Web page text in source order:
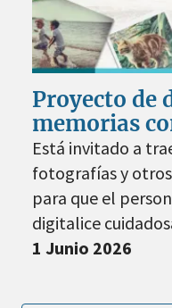
Proyecto de
memorias
Está invitado a
fotografías y
para que el
digitalice
1 Junio 2026